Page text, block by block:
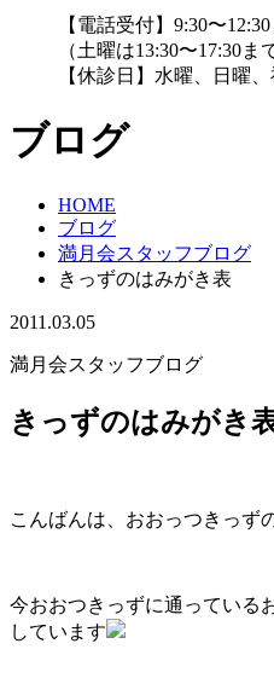
【電話受付】9:30〜
（土曜は13:30〜17:30ま
【休診日】水曜、日曜、
ブログ
HOME
ブログ
満月会スタッフブログ
きっずのはみがき表
2011.03.05
満月会スタッフブログ
きっずのはみがき
こんばんは、おおっつきっず
今おおつきっずに通っている
しています